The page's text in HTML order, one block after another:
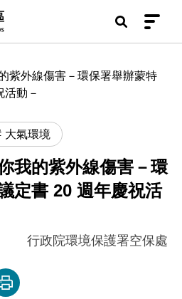
區
紫外線傷害－環保署舉辦蒙特
活動－
大氣環境
我的紫外線傷害－環
定書 20 週年慶祝活
行政院環境保護署空保處
容連結
列印本頁